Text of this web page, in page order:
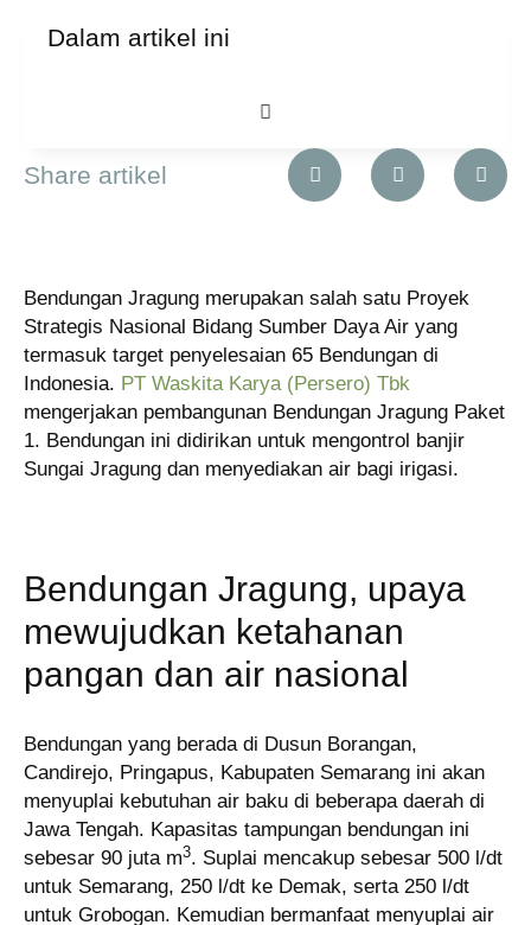
Dalam artikel ini
Share artikel
Bendungan Jragung merupakan salah satu Proyek
Strategis Nasional Bidang Sumber Daya Air yang
termasuk target penyelesaian 65 Bendungan di
Indonesia. PT Waskita Karya (Persero) Tbk
mengerjakan pembangunan Bendungan Jragung Paket
1. Bendungan ini didirikan untuk mengontrol banjir
Sungai Jragung dan menyediakan air bagi irigasi.
Bendungan Jragung, upaya
mewujudkan ketahanan
pangan dan air nasional
Bendungan yang berada di Dusun Borangan,
Candirejo, Pringapus, Kabupaten Semarang ini akan
menyuplai kebutuhan air baku di beberapa daerah di
Jawa Tengah. Kapasitas tampungan bendungan ini
sebesar 90 juta m3. Suplai mencakup sebesar 500 l/dt
untuk Semarang, 250 l/dt ke Demak, serta 250 l/dt
untuk Grobogan. Kemudian bermanfaat menyuplai air